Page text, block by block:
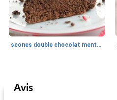
scones double chocolat menthe poivrée
Avis